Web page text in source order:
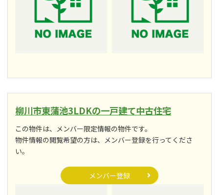
柳川市東蒲池3LDKの一戸建て中古住宅
この物件は、メンバー限定情報の物件です。
物件情報の閲覧希望の方は、メンバー登録を行ってくださ
い。
メンバー登録